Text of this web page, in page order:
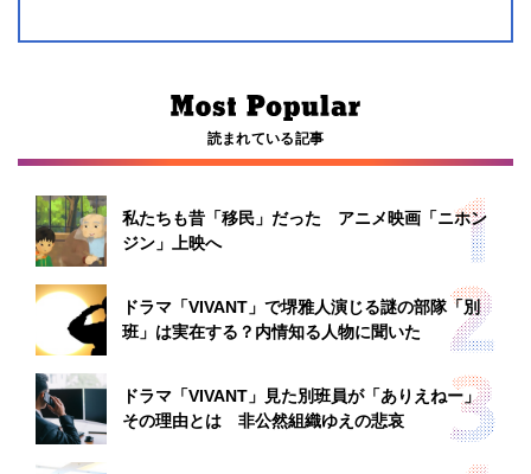
読まれている記事
私たちも昔「移民」だった アニメ映画「ニホン
ジン」上映へ
ドラマ「VIVANT」で堺雅人演じる謎の部隊「別
班」は実在する？内情知る人物に聞いた
ドラマ「VIVANT」見た別班員が「ありえねー」
その理由とは 非公然組織ゆえの悲哀